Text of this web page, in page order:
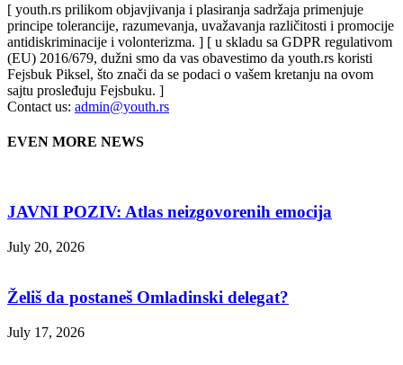
[ youth.rs prilikom objavjivanja i plasiranja sadržaja primenjuje
principe tolerancije, razumevanja, uvažavanja različitosti i promocije
antidiskriminacije i volonterizma. ] [ u skladu sa GDPR regulativom
(EU) 2016/679, dužni smo da vas obavestimo da youth.rs koristi
Fejsbuk Piksel, što znači da se podaci o vašem kretanju na ovom
sajtu prosleđuju Fejsbuku. ]
Contact us: admin@youth.rs
EVEN MORE NEWS
JAVNI POZIV: Atlas neizgovorenih emocija
July 20, 2026
Želiš da postaneš Omladinski delegat?
July 17, 2026